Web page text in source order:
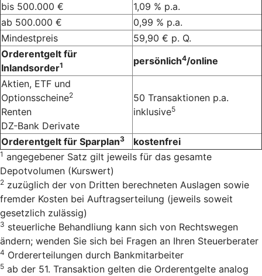
bis 500.000 €
1,09 % p.a.
ab 500.000 €
0,99 % p.a.
Mindestpreis
59,90 € p. Q.
Orderentgelt für
Inlandsorder1 persönlich4/online
Aktien, ETF und
Optionsscheine2
Renten
DZ-Bank Derivate
50 Transaktionen p.a.
inklusive5
Orderentgelt für Sparplan3 kostenfrei
1 angegebener Satz gilt jeweils für das gesamte
Depotvolumen (Kurswert)
2 zuzüglich der von Dritten berechneten Auslagen sowie
fremder Kosten bei Auftragserteilung (jeweils soweit
gesetzlich zulässig)
3 steuerliche Behandliung kann sich von Rechtswegen
ändern; wenden Sie sich bei Fragen an Ihren Steuerberater
4 Ordererteilungen durch Bankmitarbeiter
5 ab der 51. Transaktion gelten die Orderentgelte analog